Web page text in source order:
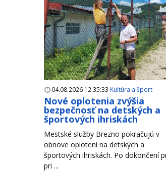
04.08.2026 12:35:33 Kultúra a šport
Nové oplotenia zvýšia
bezpečnosť na detských a
športových ihriskách
Mestské služby Brezno pokračujú v
obnove oplotení na detských a
športových ihriskách. Po dokončení
pri ...